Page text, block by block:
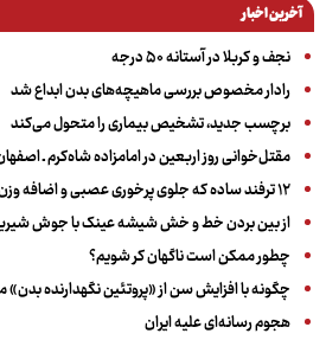
آخرین اخبار
نجف و کربلا در آستانه ۵۰ درجه
رادار مخصوص بررسی ماهیچه‌های بدن ابداع شد
برچسب جدید، تشخیص بیماری را متحول می‌کند
مقتل‌خوانی روز اربعین در امامزاده شاه‌کرم ـ
۱۲ ترفند ساده که جلوی پرخوری عصبی و اضافه ‌وزن را می‌گیرد
از بین بردن خط و خش شیشه عینک با جوش
چطور ممکن است ناگهان کر شویم؟
چگونه با افزایش سن از «پروتئین نگهدارنده بدن»
هجوم رسانه‌ای علیه ایران